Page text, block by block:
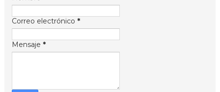
Correo electrónico *
Mensaje *